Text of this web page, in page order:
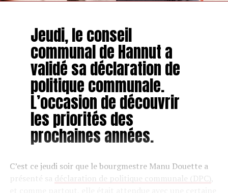
Jeudi, le conseil
communal de Hannut a
validé sa déclaration de
politique communale.
L’occasion de découvrir
les priorités des
prochaines années.
C’est ce jeudi soir que le bourgmestre Manu Douette a
présenté sa déclaration de politique communale (DPC)